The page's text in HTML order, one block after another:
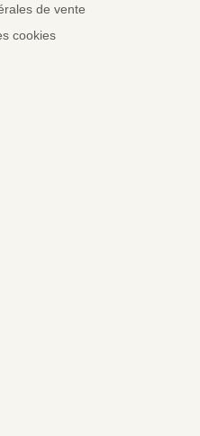
de vente
cookies